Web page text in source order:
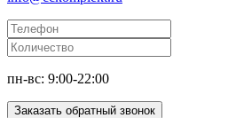
пн-вс: 9:00-22:00
Заказать обратный звонок